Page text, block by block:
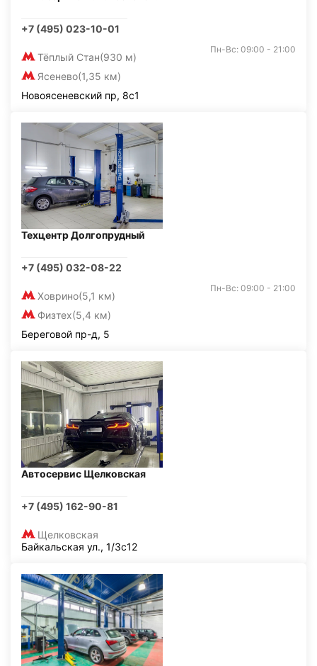
+7 (495) 023-10-01
Тёплый Стан(930 м)
Ясенево(1,35 км)
Пн-Вс: 09:00 - 21:00
Новоясеневский пр, 8с1
Техцентр Долгопрудный
+7 (495) 032-08-22
Ховрино(5,1 км)
Физтех(5,4 км)
Пн-Вс: 09:00 - 21:00
Береговой пр-д, 5
Автосервис Щелковская
+7 (495) 162-90-81
Щелковская
Байкальская ул., 1/3с12